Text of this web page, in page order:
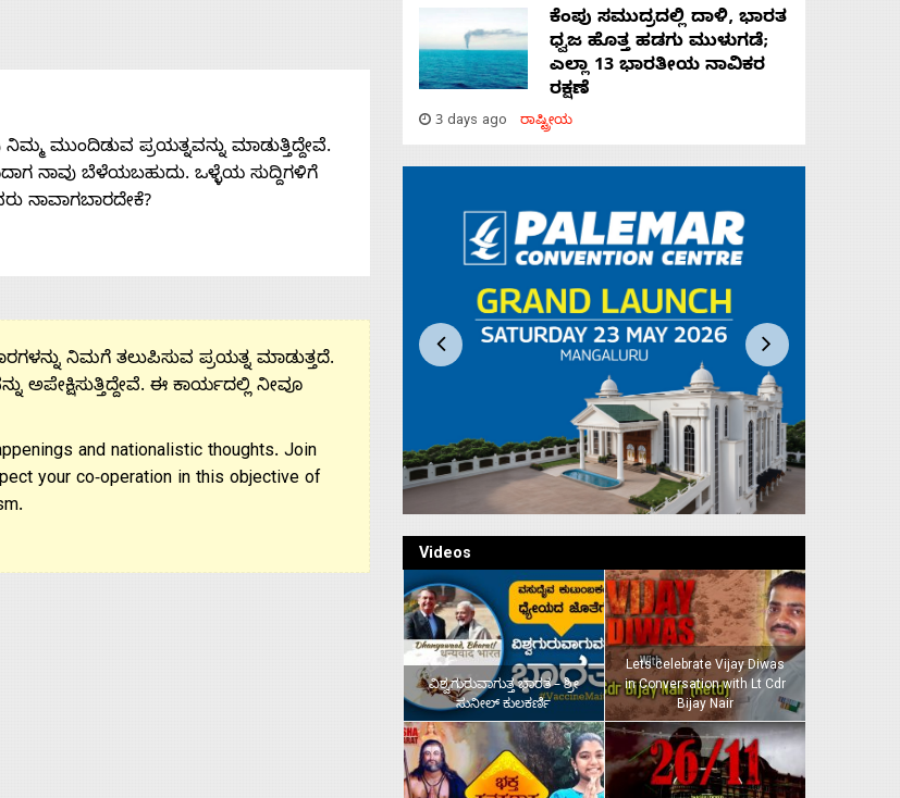
ಮುಂದಿಡುವ ಪ್ರಯತ್ನವನ್ನು ಮಾಡುತ್ತಿದ್ದೇವೆ.
ನಾವು ಬೆಳೆಯಬಹುದು. ಒಳ್ಳೆಯ ಸುದ್ದಿಗಳಿಗೆ
ನಾವಾಗಬಾರದೇಕೆ?
ನಿಮಗೆ ತಲುಪಿಸುವ ಪ್ರಯತ್ನ ಮಾಡುತ್ತದೆ.
ಅಪೇಕ್ಷಿಸುತ್ತಿದ್ದೇವೆ. ಈ ಕಾರ್ಯದಲ್ಲಿ ನೀವೂ
and nationalistic thoughts. Join
your co-operation in this objective of
ಕೆಂಪು ಸಮುದ್ರದಲ್ಲಿ ದಾಳಿ, ಭಾರತ
ಧ್ವಜ ಹೊತ್ತ ಹಡಗು ಮುಳುಗಡೆ;
ಎಲ್ಲಾ 13 ಭಾರತೀಯ ನಾವಿಕರ
ರಕ್ಷಣೆ
3 days ago ರಾಷ್ಟ್ರೀಯ
Videos
ವಿಶ್ವಗುರುವಾಗುತ್ತ ಭಾರತ – ಶ್ರೀ
ಸುನೀಲ್‌ ಕುಲಕರ್ಣಿ
Lets celebrate Vijay Diwas
in Conversation with Lt Cdr
Bijay Nair